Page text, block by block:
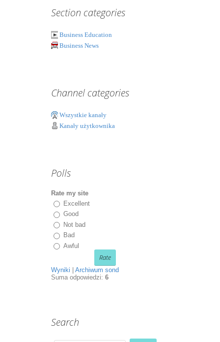
Section categories
Business Education
Business News
Channel categories
Wszystkie kanały
Kanały użytkownika
Polls
Rate my site
Excellent
Good
Not bad
Bad
Awful
Wyniki
Archiwum sond
Suma odpowiedzi: 6
Search